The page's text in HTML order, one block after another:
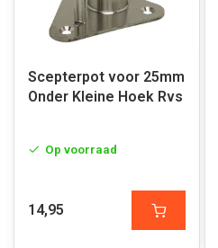
Scepterpot voor 25mm
Onder Kleine Hoek Rvs
Op voorraad
14,95